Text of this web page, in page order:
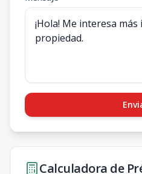
Calculadora de